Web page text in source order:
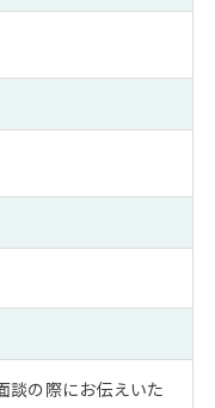
談の際にお伝えいた